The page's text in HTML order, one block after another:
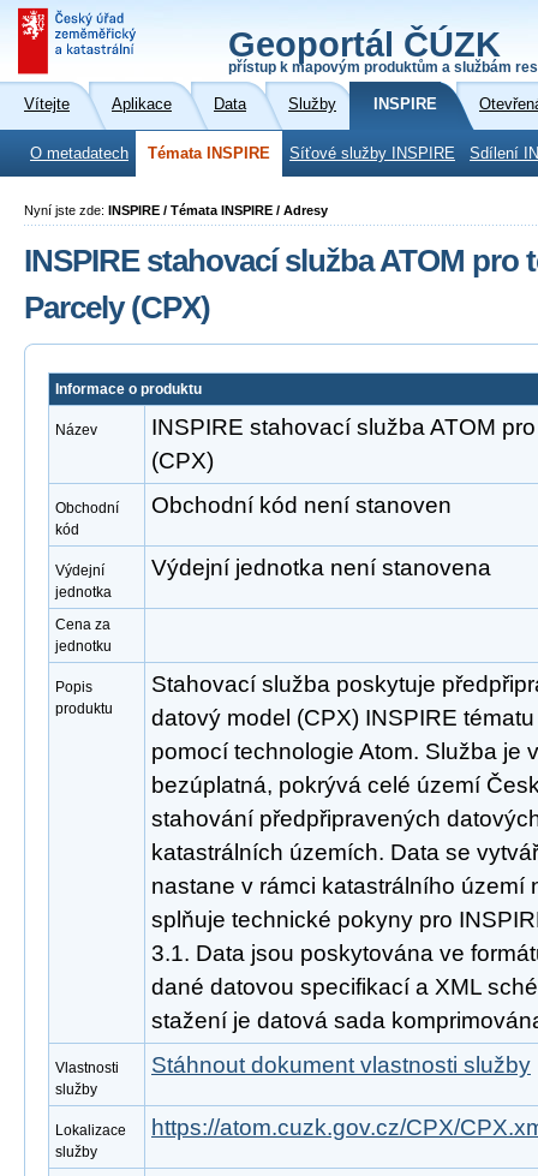
Geoportál ČÚZK
přístup k mapovým produktům a službám
Vítejte Aplikace Data Služby INSPIRE
O metadatech Témata INSPIRE Síťové služby INSPIRE Sdílení
Nyní jste zde: INSPIRE / Témata INSPIRE / Adresy
INSPIRE stahovací služba ATOM pro
Parcely (CPX)
Informace o produktu
Název
INSPIRE stahovací služba ATOM
(CPX)
Obchodní
kód
Obchodní kód není stanoven
Výdejní
jednotka
Výdejní jednotka není stanovena
Cena za
jednotku
Popis
produktu
Stahovací služba poskytuje
datový model (CPX) INSPIRE
pomocí technologie Atom. Služba je
bezúplatná, pokrývá celé území
stahování předpřipravených
katastrálních územích. Data se
nastane v rámci katastrálního území
splňuje technické pokyny pro
3.1. Data jsou poskytována ve
dané datovou specifikací a XML
stažení je datová sada
Vlastnosti
služby
Stáhnout dokument vlastnosti služby
Lokalizace
služby
https://atom.cuzk.gov.cz/CPX/